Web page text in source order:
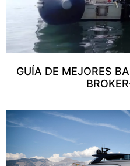
GUÍA DE MEJORES